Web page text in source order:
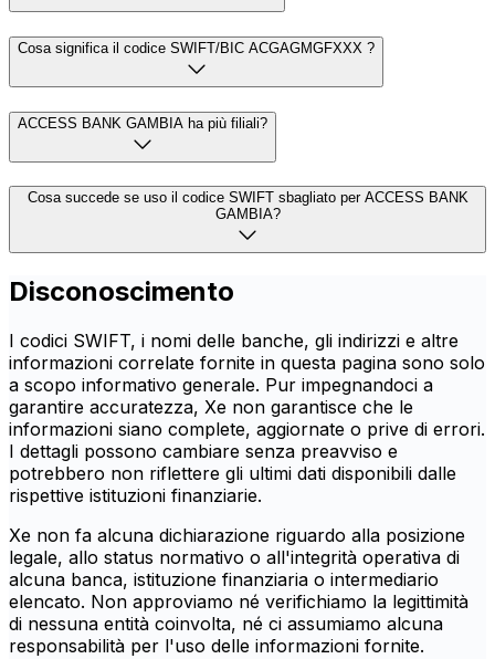
Cosa significa il codice SWIFT/BIC ACGAGMGFXXX ?
ACCESS BANK GAMBIA ha più filiali?
Cosa succede se uso il codice SWIFT sbagliato per ACCESS BANK
GAMBIA?
Disconoscimento
I codici SWIFT, i nomi delle banche, gli indirizzi e altre
informazioni correlate fornite in questa pagina sono solo
a scopo informativo generale. Pur impegnandoci a
garantire accuratezza, Xe non garantisce che le
informazioni siano complete, aggiornate o prive di errori.
I dettagli possono cambiare senza preavviso e
potrebbero non riflettere gli ultimi dati disponibili dalle
rispettive istituzioni finanziarie.
Xe non fa alcuna dichiarazione riguardo alla posizione
legale, allo status normativo o all'integrità operativa di
alcuna banca, istituzione finanziaria o intermediario
elencato. Non approviamo né verifichiamo la legittimità
di nessuna entità coinvolta, né ci assumiamo alcuna
responsabilità per l'uso delle informazioni fornite.